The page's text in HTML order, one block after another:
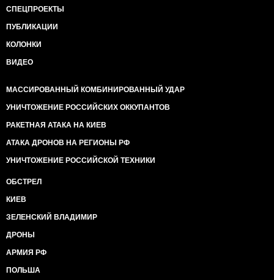
СПЕЦПРОЕКТЫ
ПУБЛИКАЦИИ
КОЛОНКИ
ВИДЕО
МАССИРОВАННЫЙ КОМБИНИРОВАННЫЙ УДАР
УНИЧТОЖЕНИЕ РОССИЙСКИХ ОККУПАНТОВ
РАКЕТНАЯ АТАКА НА КИЕВ
АТАКА ДРОНОВ НА РЕГИОНЫ РФ
УНИЧТОЖЕНИЕ РОССИЙСКОЙ ТЕХНИКИ
ОБСТРЕЛ
КИЕВ
ЗЕЛЕНСКИЙ ВЛАДИМИР
ДРОНЫ
АРМИЯ РФ
ПОЛЬША